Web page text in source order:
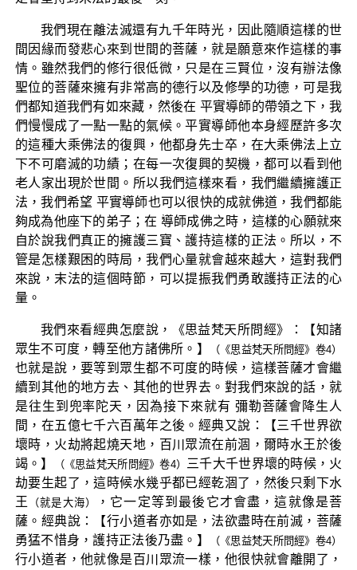
我們現在離法滅還有九千年時光，因此隨順這樣的世
間因緣而發悲心來到世間的菩薩，就是願意來作這樣的事
情。雖然我們的修行很低微，只是在三賢位，沒有辦法像
聖位的菩薩來擁有非常高的德行以及修學的功德，可是我
們都知道我們有如來藏，然後在 平實導師的帶領之下，我
們慢慢成了一點一點的氣候。平實導師他本身經歷許多次
的這種大乘佛法的復興，他都身先士卒，在大乘佛法上立
下不可磨滅的功績；在每一次復興的契機，都可以看到他
老人家出現於世間。所以我們這樣來看，我們繼續擁護正
法，我們希望 平實導師也可以很快的成就佛道，我們都能
夠成為他座下的弟子；在 導師成佛之時，這樣的心願就來
自於說我們真正的擁護三寶、護持這樣的正法。所以，不
管是怎樣艱困的時局，我們心量就會越來越大，這對我們
來說，末法的這個時節，可以提振我們勇敢護持正法的心
量。
我們來看經典怎麼說，《思益梵天所問經》：【知諸
眾生不可度，轉至他方諸佛所。】
（《思益梵天所問經》卷4）
也就是說，要等到眾生都不可度的時候，這樣菩薩才會繼
續到其他的地方去、其他的世界去。對我們來說的話，就
是往生到兜率陀天，因為接下來就有 彌勒菩薩會降生人
間，在五億七千六百萬年之後。經典又說：【三千世界欲
壞時，火劫將起燒天地，百川眾流在前涸，爾時水王於後
竭。】
（《思益梵天所問經》卷4）
三千大千世界壞的時候，火
劫要生起了，這時候水幾乎都已經乾涸了，然後只剩下水
王
（就是大海）
，它一定等到最後它才會盡，這就像是菩
薩。經典說：【行小道者亦如是，法欲盡時在前滅，菩薩
勇猛不惜身，護持正法後乃盡。】
（《思益梵天所問經》卷4）
行小道者，他就像是百川眾流一樣，他很快就會離開了，